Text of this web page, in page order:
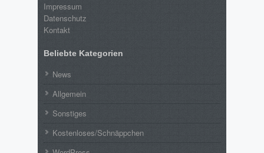
Impressum
Datenschutz
Kontakt
Beliebte Kategorien
News
Allgemein
Sonstiges
Kostenloses/Schnäppchen